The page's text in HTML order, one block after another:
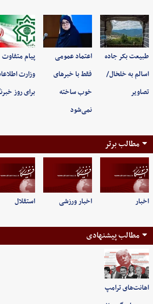
طبیعت بکر جاده
اسالم به خلخال/
تصاویر
اعتماد عمومی
فقط با خبرهای
خوب ساخته
نمی‌شود
پیام متفاوت
وزارت
برای روز
مطالب برتر
اخبار اخبار ورزشی استقلال
مطالب پیشنهادی
اهانت‌های ترامپ